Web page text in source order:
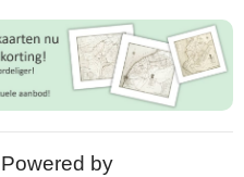
Powered by